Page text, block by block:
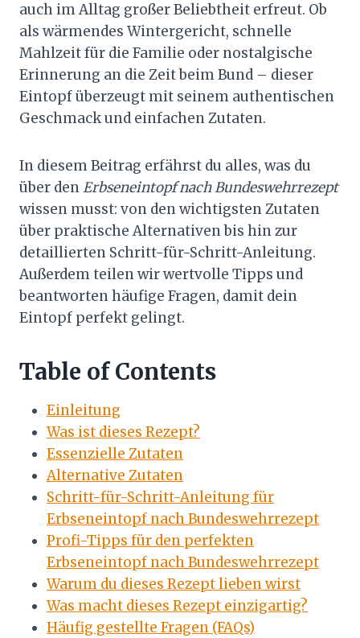
auch im Alltag großer Beliebtheit erfreut. Ob
als wärmendes Wintergericht, schnelle
Mahlzeit für die Familie oder nostalgische
Erinnerung an die Zeit beim Bund – dieser
Eintopf überzeugt mit seinem authentischen
Geschmack und einfachen Zutaten.
In diesem Beitrag erfährst du alles, was du
über denErbseneintopf nach Bundeswehrrezept
wissen musst: von den wichtigsten Zutaten
über praktische Alternativen bis hin zur
detaillierten Schritt-für-Schritt-Anleitung.
Außerdem teilen wir wertvolle Tipps und
beantworten häufige Fragen, damit dein
Eintopf perfekt gelingt.
Table of Contents
Einleitung
Was ist dieses Rezept?
Essenzielle Zutaten
Alternative Zutaten
Schritt-für-Schritt-Anleitung für
Erbseneintopf nach Bundeswehrrezept
Profi-Tipps für den perfekten
Erbseneintopf nach Bundeswehrrezept
Warum du dieses Rezept lieben wirst
Was macht dieses Rezept einzigartig?
Häufig gestellte Fragen (FAQs)